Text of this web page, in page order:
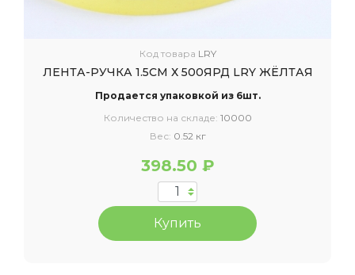
Код товара LRY
ЛЕНТА-РУЧКА 1.5СМ Х 500ЯРД LRY ЖЁЛТАЯ
Продается упаковкой из 6шт.
Количество на складе: 10000
Вес: 0.52 кг
398.50 ₽
Купить